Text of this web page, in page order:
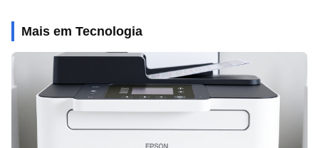
Mais em Tecnologia